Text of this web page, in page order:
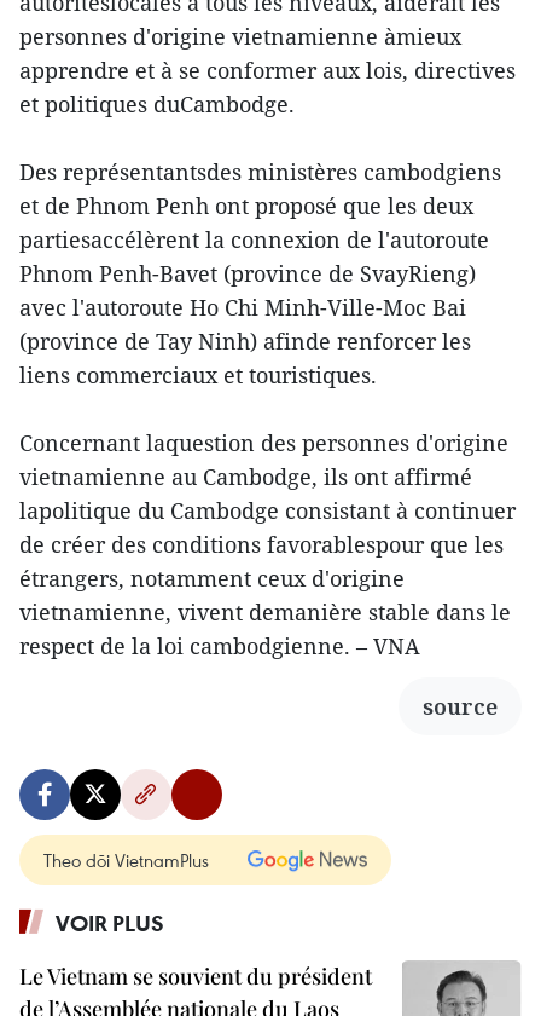
personnes d'origine vietnamienne àmieux
apprendre et à se conformer aux lois, directives
et politiques duCambodge.
Des représentantsdes ministères cambodgiens
et de Phnom Penh ont proposé que les deux
partiesaccélèrent la connexion de l'autoroute
Phnom Penh-Bavet (province de SvayRieng)
avec l'autoroute Ho Chi Minh-Ville-Moc Bai
(province de Tay Ninh) afinde renforcer les
liens commerciaux et touristiques.
Concernant laquestion des personnes d'origine
vietnamienne au Cambodge, ils ont affirmé
lapolitique du Cambodge consistant à continuer
de créer des conditions favorablespour que les
étrangers, notamment ceux d'origine
vietnamienne, vivent demanière stable dans le
respect de la loi cambodgienne. – VNA
source
Theo dõi VietnamPlus
VOIR PLUS
Le Vietnam se souvient du président
de l’Assemblée nationale du Laos